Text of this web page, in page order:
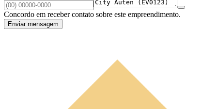
Concordo em receber contato sobre este empreendimento.
Enviar mensagem